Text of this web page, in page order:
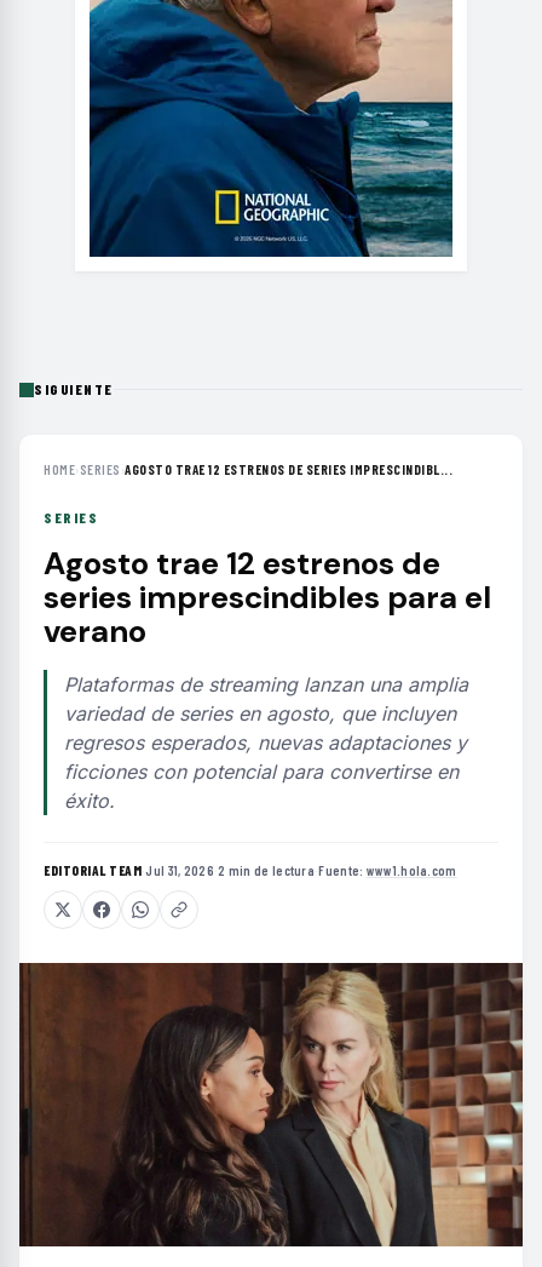
SIGUIENTE
HOME› SERIES ›AGOSTO TRAE 12 ESTRENOS DE SERIES IMPRESCINDIBL...
SERIES
Agosto trae 12 estrenos de
series imprescindibles para el
verano
Plataformas de streaming lanzan una amplia
variedad de series en agosto, que incluyen
regresos esperados, nuevas adaptaciones y
ficciones con potencial para convertirse en
éxito.
EDITORIAL TEAM·Jul 31, 2026·2 min de lectura·Fuente: www1.hola.com